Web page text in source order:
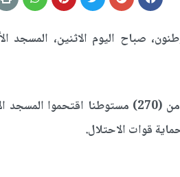
صباح اليوم الاثنين، المسجد
وأفادت مصادر محلية، بأن أكثر من (270)
قوات الاحتلال.